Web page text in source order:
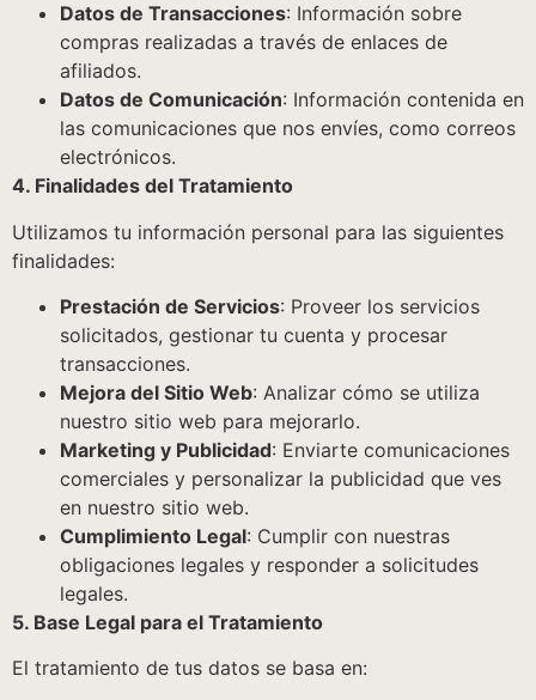
Datos de Transacciones: Información sobre
compras realizadas a través de enlaces de
afiliados.
Datos de Comunicación: Información contenida en
las comunicaciones que nos envíes, como correos
electrónicos.
4. Finalidades del Tratamiento
Utilizamos tu información personal para las siguientes
finalidades:
Prestación de Servicios: Proveer los servicios
solicitados, gestionar tu cuenta y procesar
transacciones.
Mejora del Sitio Web: Analizar cómo se utiliza
nuestro sitio web para mejorarlo.
Marketing y Publicidad: Enviarte comunicaciones
comerciales y personalizar la publicidad que ves
en nuestro sitio web.
Cumplimiento Legal: Cumplir con nuestras
obligaciones legales y responder a solicitudes
legales.
5. Base Legal para el Tratamiento
El tratamiento de tus datos se basa en: